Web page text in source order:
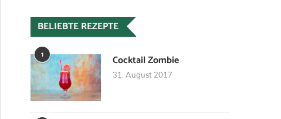
BELIEBTE REZEPTE
1 Cocktail Zombie
31. August 2017